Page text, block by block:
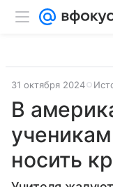
31 октября 2024
В
носить